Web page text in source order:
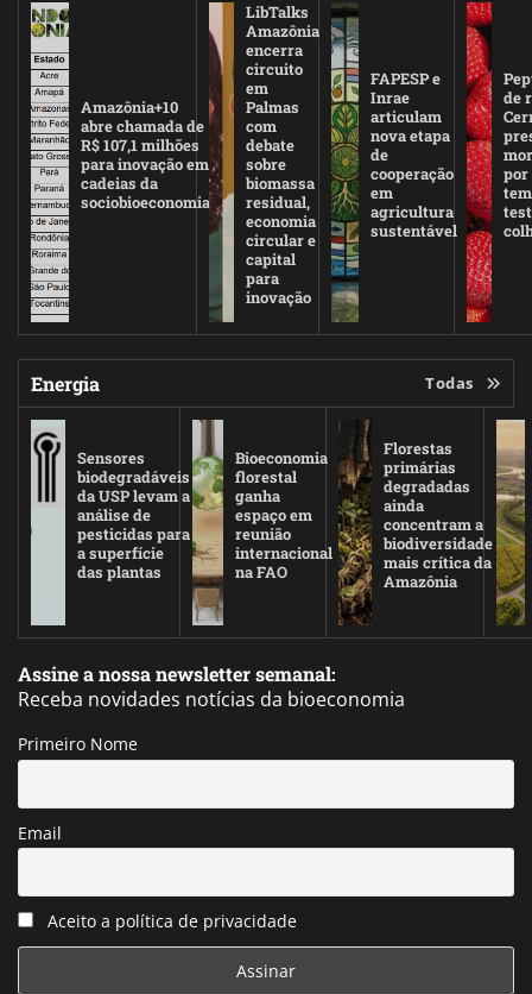
Amazônia+10
abre chamada de
R$ 107,1 milhões
para inovação em
cadeias da
sociobioeconomia
LibTalks
Amazônia
encerra
circuito
em
Palmas
com
debate
sobre
biomassa
residual,
economia
circular e
capital
para
inovação
FAPESP e
Inrae
articulam
nova etapa
de
cooperação
em
agricultura
sustentável
de
por
Energia Todas
Sensores
biodegradáveis
da USP levam a
análise de
pesticidas para
a superfície
das plantas
Bioeconomia
florestal
ganha
espaço em
reunião
internacional
na FAO
Florestas
primárias
degradadas
ainda
concentram a
biodiversidade
mais crítica da
Amazônia
Assine a nossa newsletter semanal:
Receba novidades notícias da bioeconomia
Primeiro Nome
Email
Aceito a política de privacidade